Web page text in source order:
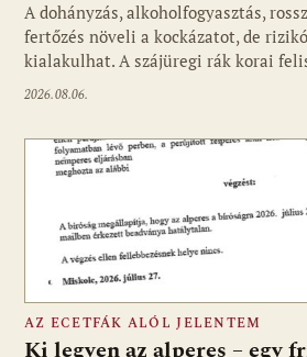
A dohányzás, alkoholfogyasztás,
fertőzés növeli a kockázatot, de
kialakulhat. A szájüregi rák korai
2026.08.06.
AZ ECETFÁK ALÓL JELENTEM